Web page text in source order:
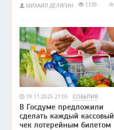
МИХАИЛ ДЕЛЯГИН 1139
19.11.2025 21:05 СОБЫТИЯ
В Госдуме предложили
сделать каждый кассовый
чек лотерейным билетом